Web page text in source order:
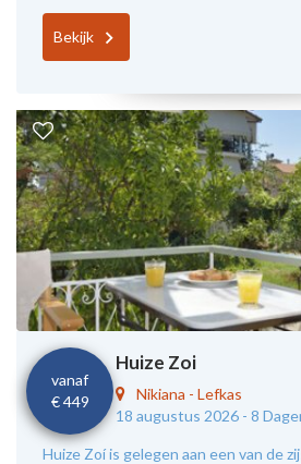
Bekijk
vanaf
€ 449
Huize Zoi
Nikiana - Lefkas
18 augustus 2026 - 8
Huize Zoí is gelegen aan een van de